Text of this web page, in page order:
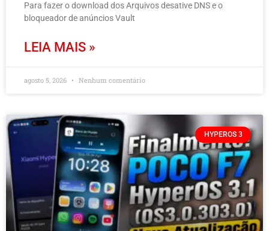
Para fazer o download dos Arquivos desative DNS e o
bloqueador de anúncios Vault
LEIA MAIS »
agosto 5, 2026 Nenhum comentário
HYPEROS 3